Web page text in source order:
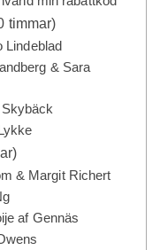
timmar)
Lindeblad
& Sara
& Margit Richert
af Gennäs